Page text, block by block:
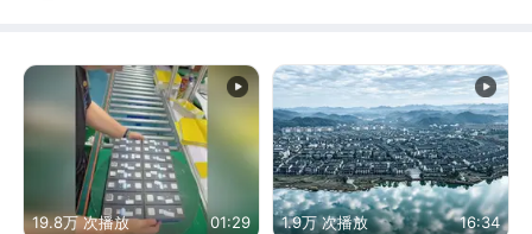
19.8万 次播放 01:29 1.9万 次播放 16:34